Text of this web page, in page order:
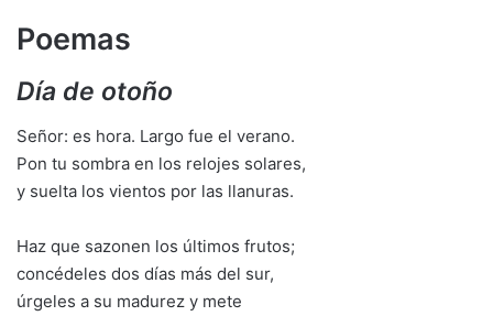
Poemas
Día de otoño
Señor: es hora. Largo fue el verano.
Pon tu sombra en los relojes solares,
y suelta los vientos por las llanuras.
Haz que sazonen los últimos frutos;
concédeles dos días más del sur,
úrgeles a su madurez y mete